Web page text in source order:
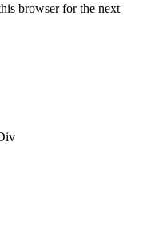
browser for the next